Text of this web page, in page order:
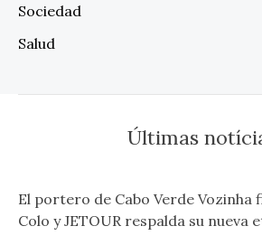
Sociedad
Salud
Últimas
El portero de Cabo Verde Vozinha
Colo y JETOUR respalda su nueva